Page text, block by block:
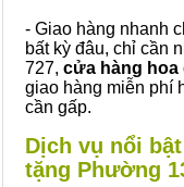
- Giao hàng nhanh
bất kỳ đâu, chỉ cần
727, cửa hàng hoa
giao hàng miễn phí
cần gấp.
Dịch vụ nổi
tặng Phường